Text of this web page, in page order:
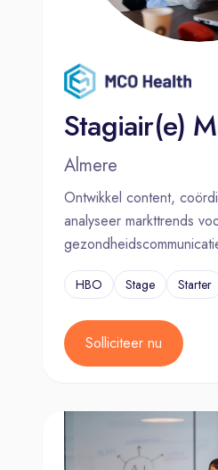
Almere
Ontwikkel content,
analyseer markttrends
HBO Stage Starter
Solliciteer nu